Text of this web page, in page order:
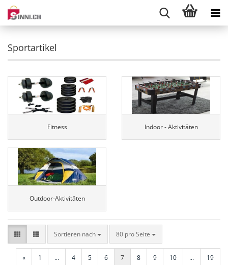
Sportartikel
Fitness Indoor - Aktivitäten
Outdoor-Aktivitäten
Sortieren nach
Sortieren nach 80 pro Seite
pro Seite
« 1 ... 4 5 6 7 8 9 10 ... 19